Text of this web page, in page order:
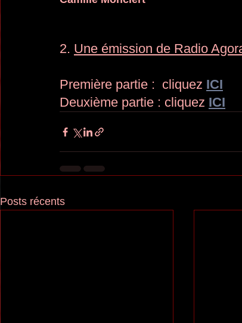
2. Une émission de Radio
Première partie :  cliquez ICI
Deuxième partie : cliquez ICI
Posts récents